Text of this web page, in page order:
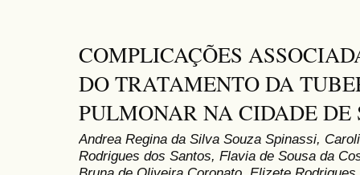
COMPLICAÇÕES
DO TRATAMENTO DA
PULMONAR NA CIDADE DE
Andrea Regina da Silva Souza Spinassi,
Rodrigues dos Santos, Flavia de Sousa da